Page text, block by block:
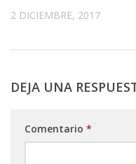
2 DICIEMBRE, 2017
DEJA UNA
Comentario *